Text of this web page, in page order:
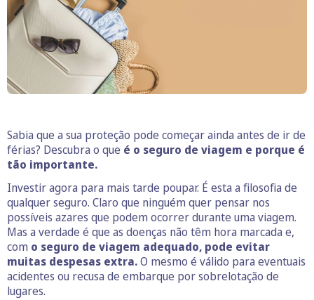
Sabia que a sua proteção pode começar ainda antes de ir de
férias? Descubra o que é o seguro de viagem e porque é
tão importante.
Investir agora para mais tarde poupar. É esta a filosofia de
qualquer seguro. Claro que ninguém quer pensar nos
possíveis azares que podem ocorrer durante uma viagem.
Mas a verdade é que as doenças não têm hora marcada e,
com o seguro de viagem adequado, pode evitar
muitas despesas extra.O mesmo é válido para eventuais
acidentes ou recusa de embarque por sobrelotação de
lugares.